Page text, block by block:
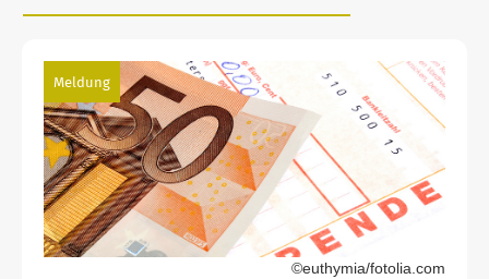
Meldung
©euthymia/fotolia.com